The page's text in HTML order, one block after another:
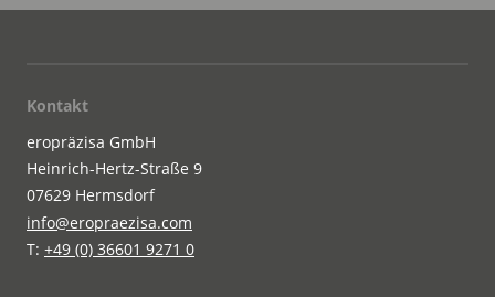
Kontakt
eropräzisa GmbH
Heinrich-Hertz-Straße 9
07629 Hermsdorf
info@eropraezisa.com
T: +49 (0) 36601 9271 0